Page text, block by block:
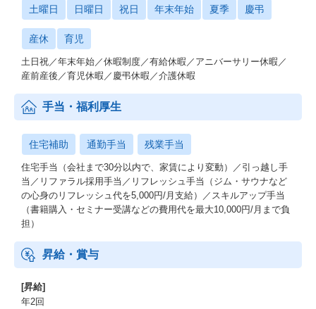
土曜日 日曜日 祝日 年末年始 夏季 慶弔
産休 育児
土日祝／年末年始／休暇制度／有給休暇／アニバーサリー休暇／
産前産後／育児休暇／慶弔休暇／介護休暇
手当・福利厚生
住宅補助 通勤手当 残業手当
住宅手当（会社まで30分以内で、家賃により変動）／引っ越し手
当／リファラル採用手当／リフレッシュ手当（ジム・サウナなど
の心身のリフレッシュ代を5,000円/月支給）／スキルアップ手当
（書籍購入・セミナー受講などの費用代を最大10,000円/月まで負
担）
昇給・賞与
[昇給]
年2回